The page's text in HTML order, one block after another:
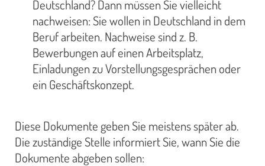
Deutschland? Dann müssen Sie vielleicht
nachweisen: Sie wollen in Deutschland in dem
Beruf arbeiten. Nachweise sind z. B.
Bewerbungen auf einen Arbeitsplatz,
Einladungen zu Vorstellungsgesprächen oder
ein Geschäftskonzept.
Diese Dokumente geben Sie meistens später ab.
Die zuständige Stelle informiert Sie, wann Sie die
Dokumente abgeben sollen: